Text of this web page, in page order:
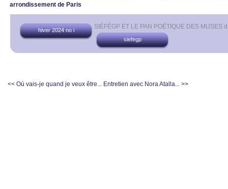
arrondissement de Paris
SIÉFÉGP ET LE PAN POÉTIQUE DES MUSES
hiver 2024 no i
siefegp
<< Où vais-je quand je veux être... Entretien avec Nora Atalla... >>